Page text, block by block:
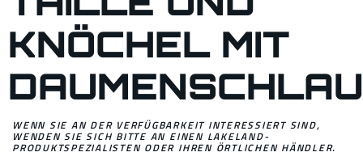
NÖCHEL MIT D
WENN SIE AN DER VERFÜGBARKEIT INTERESSIERT SIND,
WENDEN SIE SICH BITTE AN EINEN LAKELAND-
PRODUKTSPEZIALISTEN ODER IHREN ÖRTLICHEN HÄNDLER.